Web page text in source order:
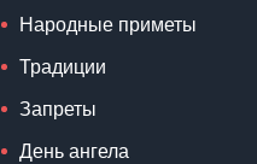
Народные приметы
Традиции
Запреты
День ангела